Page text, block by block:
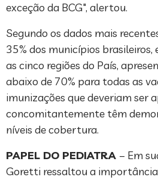
exceção da BCG", alertou.
Segundo os dados mais
35% dos municípios
as cinco regiões do País,
abaixo de 70% para todas as
imunizações que deveriam ser
concomitantemente têm
níveis de cobertura.
PAPEL DO PEDIATRA – Em
Goretti ressaltou a